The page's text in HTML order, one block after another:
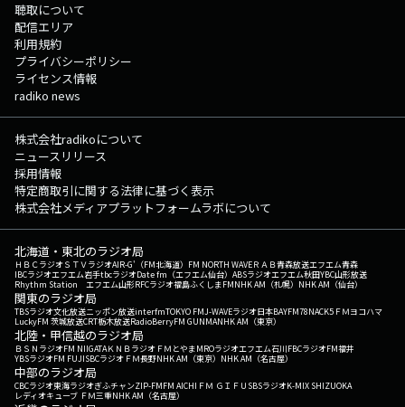
聴取について
配信エリア
利用規約
プライバシーポリシー
ライセンス情報
radiko news
株式会社radikoについて
ニュースリリース
採用情報
特定商取引に関する法律に基づく表示
株式会社メディアプラットフォームラボについて
北海道・東北のラジオ局
ＨＢＣラジオＳＴＶラジオAIR-G'（FM北海道） FM NORTH WAVEＲＡＢ青森放送エフエム青森
IBCラジオエフエム岩手tbcラジオDate fm（エフエム仙台） ABSラジオエフエム秋田YBC山形放送
Rhythm Station エフエム山形RFCラジオ福島ふくしまFMNHK AM（札幌） NHK AM（仙台）
関東のラジオ局
TBSラジオ文化放送ニッポン放送interfmTOKYO FMJ-WAVEラジオ日本BAYFM78NACK5 ＦＭヨコハマ
LuckyFM 茨城放送CRT栃木放送RadioBerryFM GUNMANHK AM（東京）
北陸・甲信越のラジオ局
ＢＳＮラジオFM NIIGATAＫＮＢラジオ ＦＭとやまMROラジオエフエム石川FBCラジオFM福井
YBSラジオFM FUJISBCラジオ ＦＭ長野NHK AM（東京） NHK AM（名古屋）
中部のラジオ局
CBCラジオ東海ラジオぎふチャンZIP-FMFM AICHI ＦＭ ＧＩＦＵ SBSラジオK-MIX SHIZUOKA
レディオキューブ ＦＭ三重NHK AM（名古屋）